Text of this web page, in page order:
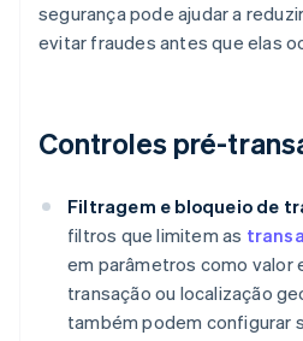
segurança pode ajudar a
evitar fraudes antes que elas
Controles pré-
Filtragem e bloqueio de
filtros que limitem as
em parâmetros como valor
transação ou localização
também podem configurar